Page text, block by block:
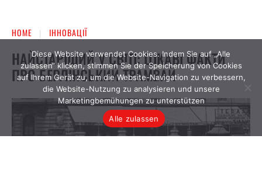
Diese Website verwendet Cookies. Indem Sie auf „Alle
zulassen“ klicken, stimmen Sie der Speicherung von Cookies
auf Ihrem Gerät zu, um die Website-Navigation zu verbessern,
die Website-Nutzung zu analysieren und unsere
Marketingbemühungen zu unterstützen
Alle zulassen